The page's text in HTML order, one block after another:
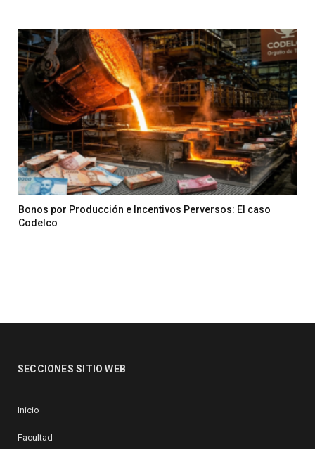
Bonos por Producción e Incentivos Perversos: El caso
Codelco
SECCIONES SITIO WEB
Inicio
Facultad